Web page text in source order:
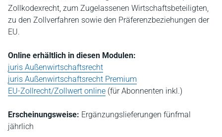
Zollkodexrecht, zum Zugelassenen Wirtschaftsbeteiligten,
zu den Zollverfahren sowie den Präferenzbeziehungen der
EU.
Online erhältlich in diesen Modulen:
juris Außenwirtschaftsrecht
juris Außenwirtschaftsrecht Premium
EU-Zollrecht/Zollwert online (für Abonnenten inkl.)
Erscheinungsweise: Ergänzungslieferungen fünfmal
jährlich